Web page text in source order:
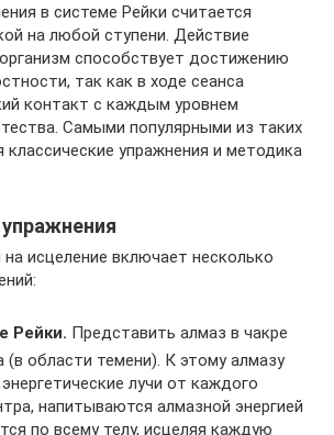
в системе Рейки считается
на любой ступени. Действие
способствует достижению
так как в ходе сеанса
контакт с каждым уровнем
Самыми популярными из таких
классические упражнения и методика
исцеление включает несколько
Рейки. Представить алмаз в чакре
(в области темени). К этому алмазу
лучи от каждого
напитываются алмазной энергией
по всему телу, исцеляя каждую